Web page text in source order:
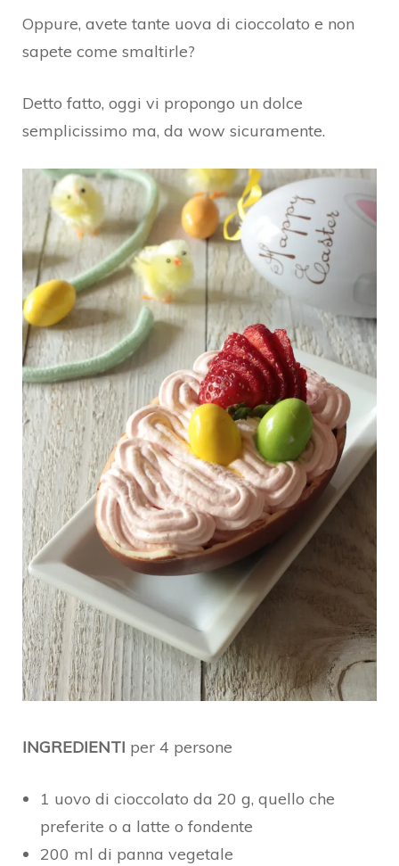
Oppure, avete tante uova di cioccolato e non
sapete come smaltirle?
Detto fatto, oggi vi propongo un dolce
semplicissimo ma, da wow sicuramente.
INGREDIENTI per 4 persone
1 uovo di cioccolato da 20 g, quello che
preferite o a latte o fondente
200 ml di panna vegetale